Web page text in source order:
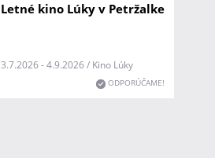
Letné kino Lúky v Petržalke
3.7.2026 - 4.9.2026 / Kino Lúky
ODPORÚČAME!